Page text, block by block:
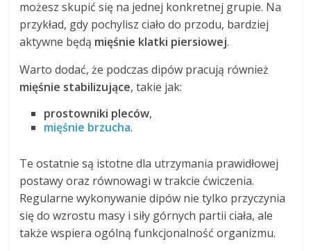
możesz skupić się na jednej konkretnej grupie. Na
przykład, gdy pochylisz ciało do przodu, bardziej
aktywne będą mięśnie klatki piersiowej.
Warto dodać, że podczas dipów pracują również
mięśnie stabilizujące, takie jak:
prostowniki pleców,
mięśnie brzucha.
Te ostatnie są istotne dla utrzymania prawidłowej
postawy oraz równowagi w trakcie ćwiczenia.
Regularne wykonywanie dipów nie tylko przyczynia
się do wzrostu masy i siły górnych partii ciała, ale
także wspiera ogólną funkcjonalność organizmu.